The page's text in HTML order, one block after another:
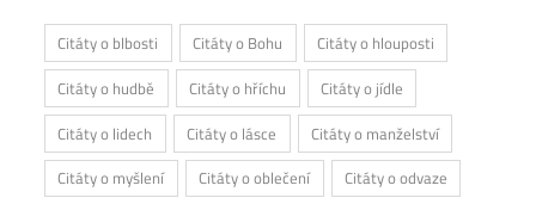
Citáty o blbosti Citáty o Bohu
Citáty o hlouposti
Citáty o hudbě
Citáty o hříchu
Citáty o jídle
Citáty o lidech
Citáty o lásce
Citáty o manželství
Citáty o myšlení
Citáty o oblečení Citáty o odvaze